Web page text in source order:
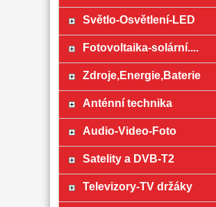
Světlo-Osvětlení-LED
Fotovoltaika-solární....
Zdroje,Energie,Baterie
Anténní technika
Audio-Video-Foto
Satelity a DVB-T2
Televizory-TV držáky